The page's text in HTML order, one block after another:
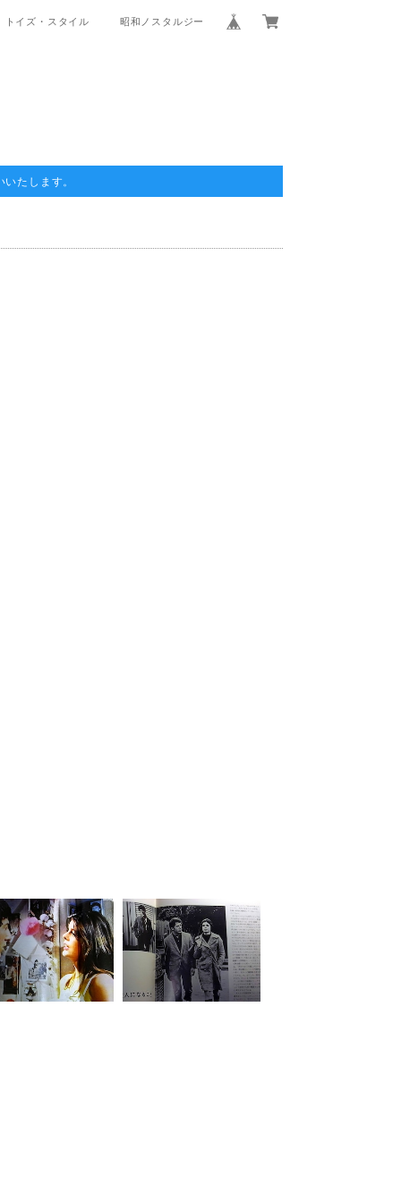
トイズ・スタイル 昭和ノスタルジー
たします。